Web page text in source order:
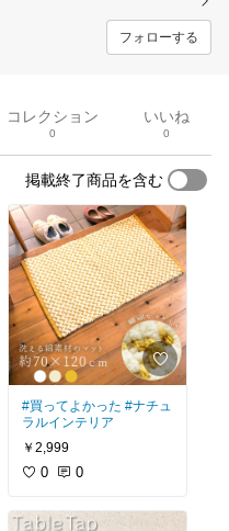
フォローする
コレクション
0
いいね
0
掲載終了商品を含む
#買ってよかった #ナチュ
ラルインテリア
￥2,999
0 0